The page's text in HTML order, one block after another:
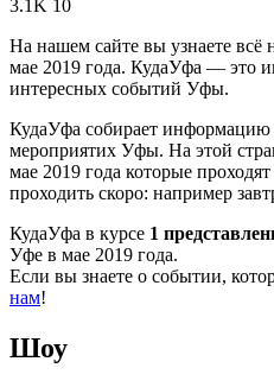
3.1K 10
На нашем сайте вы узнаете
мае 2019 года. КудаУфа — это
интересных событий Уфы.
КудаУфа собирает информацию
мероприятих Уфы. На этой
мае 2019 года которые
проходить скоро: например
КудаУфа в курсе 1
Уфе в мае 2019 года.
Если вы знаете о событии,
нам!
Шоу